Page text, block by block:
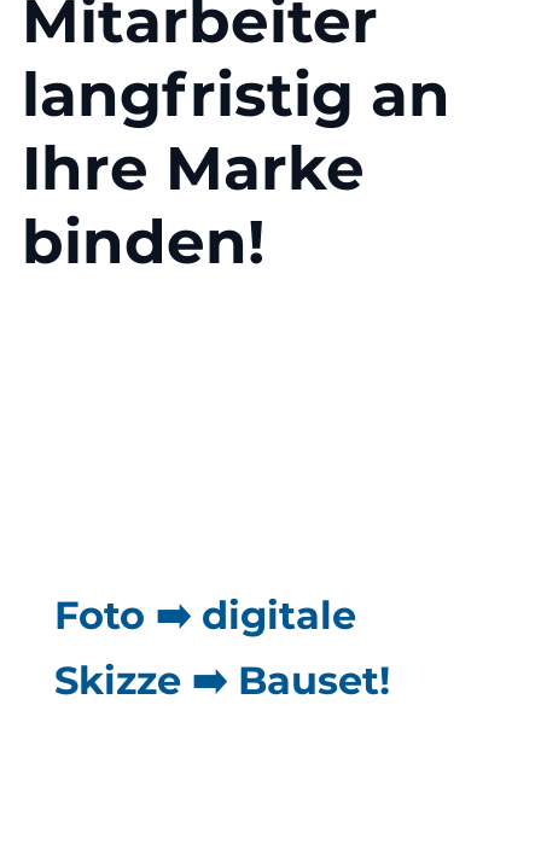
Foto ➡️ digitale
Skizze ➡️ Bauset!
Mitarbeiter
langfristig an
Ihre Marke
binden!